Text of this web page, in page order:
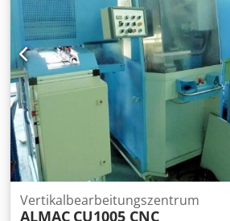
in der Heizzone: 30 - 240 Minuten
Sticksoff, Methanol, Erdgas,
Salz: AS200 Waschanlage
Vertikalbearbeitungszentrum
ALMAC CU1005 CNC